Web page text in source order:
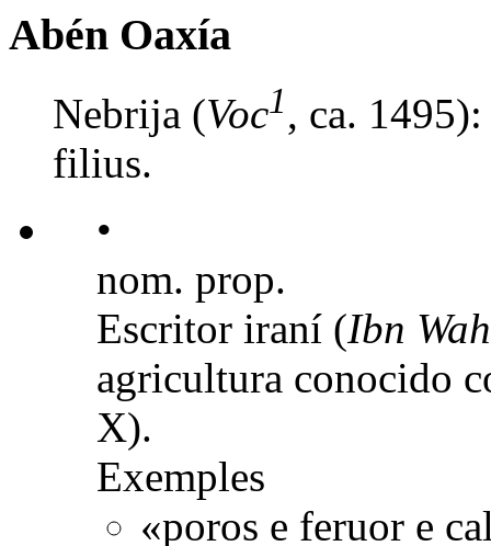
Abén Oaxía
Nebrija (Voc1, ca.
filius.
•
nom. prop.
Escritor iraní (Ibn
agricultura conocido
X).
Exemples
«poros e feruor e